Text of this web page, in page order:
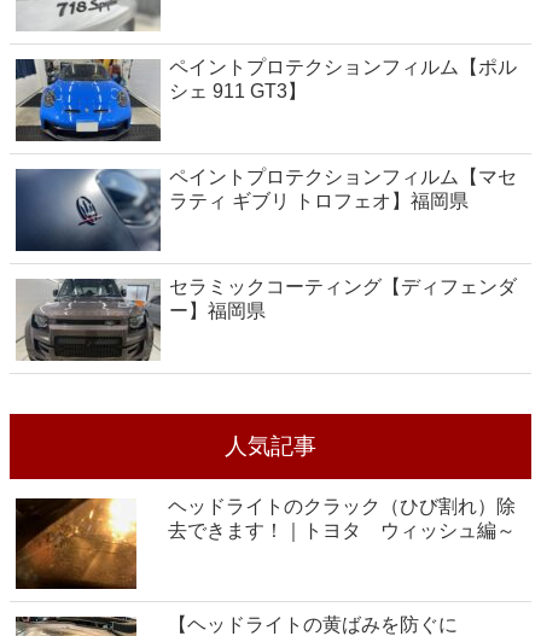
ペイントプロテクションフィルム【ポル
シェ 911 GT3】
ペイントプロテクションフィルム【マセ
ラティ ギブリ トロフェオ】福岡県
セラミックコーティング【ディフェンダ
ー】福岡県
人気記事
ヘッドライトのクラック（ひび割れ）除
去できます！｜トヨタ ウィッシュ編～
【ヘッドライトの黄ばみを防ぐに